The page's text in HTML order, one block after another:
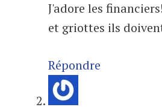
J'adore les
et griottes ils
Répondre